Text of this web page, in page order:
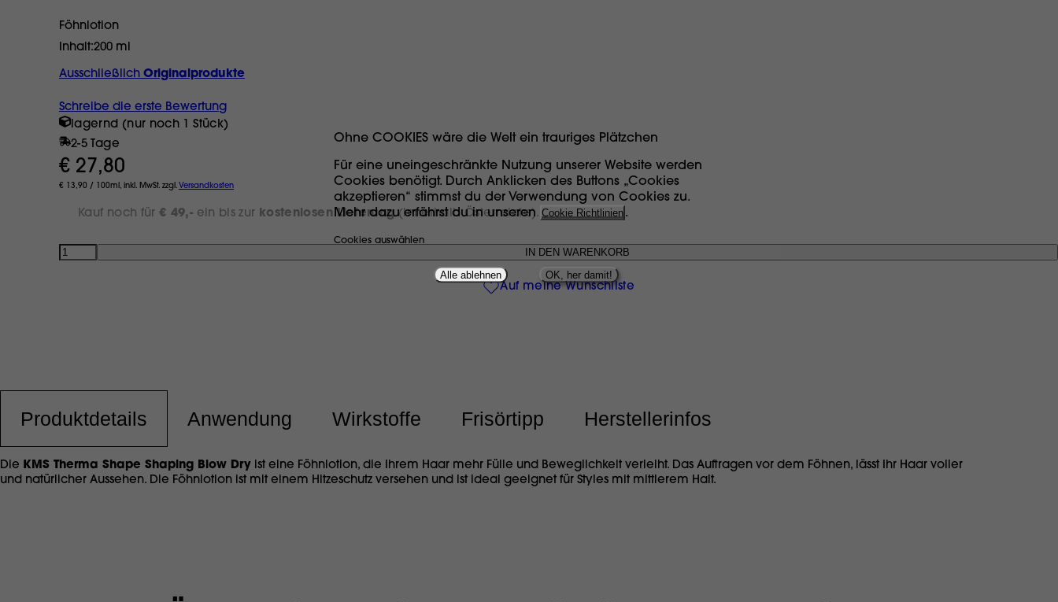
Föhnlotion
Inhalt 200 ml
Ausschließlich Originalprodukte
Schreibe die erste Bewertung
lagernd (nur noch 1 Stück)
2-5 Tage
€ 27,80
€ 13,90 / 100ml, inkl. MwSt. zzgl.Versandkosten
Kauf noch für€ 49,- ein bis zur kostenlosen Lieferung(innerhalb Österreichs).
Anzahl
Auf meine Wunschliste
Produktdetails Anwendung Wirkstoffe Frisörtipp Herstellerinfos
Die KMS Therma Shape Shaping Blow Dry ist eine Föhnlotion, die Ihrem Haar mehr Fülle und Beweglichkeit verleiht. Das Auftragen vor dem Föhnen, lässt Ihr Haar voller
und natürlicher Aussehen. Die Föhnlotion ist mit einem Hitzeschutz versehen und ist ideal geeignet für Styles mit mittlerem Halt.
Ohne COOKIES wäre die Welt ein trauriges Plätzchen
Für eine uneingeschränkte Nutzung unserer Website werden
Cookies benötigt. Durch Anklicken des Buttons „Cookies
akzeptieren“ stimmst du der Verwendung von Cookies zu.
Mehr dazu erfährst du in unseren Cookie Richtlinien .
Cookies auswählen
Alle ablehnen OK, her damit!